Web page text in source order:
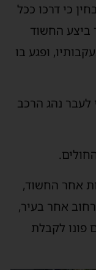
כי דרכו ככל
ביצע החשוד
ופגע בו
לעבר נהג הרכב
אחר החשוד,
אחר בעיר,
פונו לקבלת